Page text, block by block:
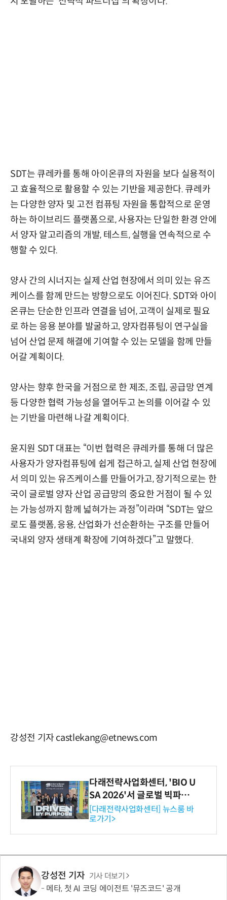
SDT는 큐레카를 통해 아이온큐의 자원을 보다 실용적이
고 효율적으로 활용할 수 있는 기반을 제공한다. 큐레카
는 다양한 양자 및 고전 컴퓨팅 자원을 통합적으로 운영
하는 하이브리드 플랫폼으로, 사용자는 단일한 환경 안에
서 양자 알고리즘의 개발, 테스트, 실행을 연속적으로 수
행할 수 있다.
양사 간의 시너지는 실제 산업 현장에서 의미 있는 유즈
케이스를 함께 만드는 방향으로도 이어진다. SDT와 아이
온큐는 단순한 인프라 연결을 넘어, 고객이 실제로 필요
로 하는 응용 분야를 발굴하고, 양자컴퓨팅이 연구실을
넘어 산업 문제 해결에 기여할 수 있는 모델을 함께 만들
어갈 계획이다.
양사는 향후 한국을 거점으로 한 제조, 조립, 공급망 연계
등 다양한 협력 가능성을 열어두고 논의를 이어갈 수 있
는 기반을 마련해 나갈 계획이다.
윤지원 SDT 대표는 “이번 협력은 큐레카를 통해 더 많은
사용자가 양자컴퓨팅에 쉽게 접근하고, 실제 산업 현장에
서 의미 있는 유즈케이스를 만들어가고, 장기적으로는 한
국이 글로벌 양자 산업 공급망의 중요한 거점이 될 수 있
는 가능성까지 함께 넓혀가는 과정”이라며 “SDT는 앞으
로도 플랫폼, 응용, 산업화가 선순환하는 구조를 만들어
국내외 양자 생태계 확장에 기여하겠다”고 말했다.
강성전 기자 castlekang@etnews.com
다래전략사업화센터, 'BIO U
SA 2026'서 글로벌 빅파마
와의 비즈니스 미팅 지원…K
-바이오 해외 진출 교두보 확
보
[다래전략사업화센터] 뉴스룸 바
로가기>
강성전 기자 기사 더보기
메타, 첫 AI 코딩 에이전트 '뮤즈코드' 공개